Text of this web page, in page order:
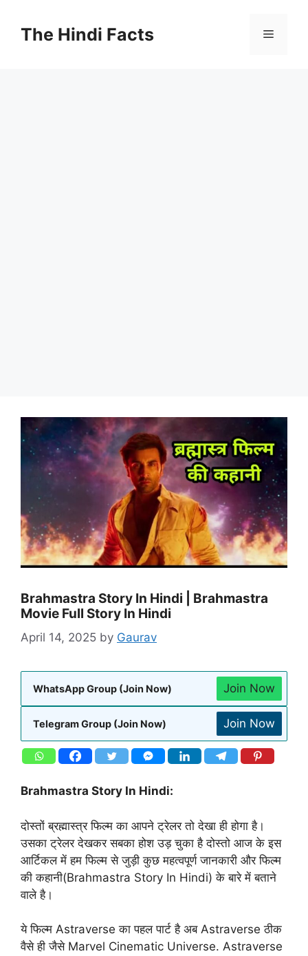
The Hindi Facts
Brahmastra Story In Hindi | Brahmastra
Movie Full Story In Hindi
April 14, 2025 by Gaurav
WhatsApp Group (Join Now) Join Now
Telegram Group (Join Now) Join Now
Brahmastra Story In Hindi:
दोस्तों ब्रह्मास्त्र फिल्म का आपने ट्रेलर तो देखा ही होगा है।
उसका ट्रेलर देखकर सबका होश उड़ चुका है दोस्तो आज के इस
आर्टिकल में हम फिल्म से जुड़ी कुछ महत्वपूर्ण जानकारी और फिल्म
की कहानी(Brahmastra Story In Hindi) के बारे में बताने
वाले है।
ये फिल्म Astraverse का पहल पार्ट है अब Astraverse ठीक
वैसे ही जैसे Marvel Cinematic Universe. Astraverse